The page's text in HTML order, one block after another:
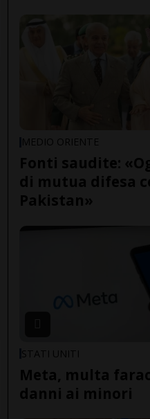
MEDIO ORIENTE
Fonti saudite:
di mutua difesa
Pakistan»
STATI UNITI
Meta, multa
danni ai minori